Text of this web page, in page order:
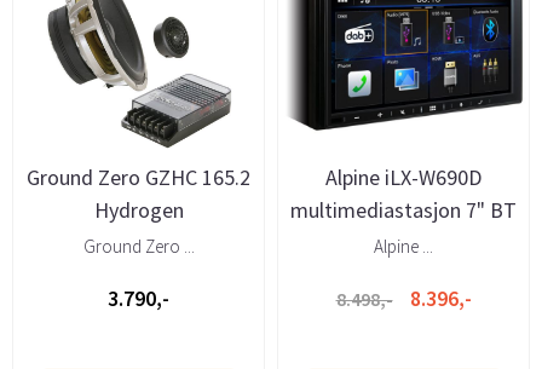
Ground Zero GZHC 165.2
Hydrogen
komponentsystem
Ground Zero ...
3.790,-
Alpine iLX-W690D
multimediastasjon 7" BT
CarPlay Android Auto
Alpine ...
8.498,- 8.396,-